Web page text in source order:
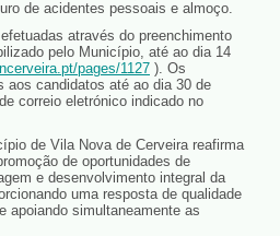
de acidentes pessoais e almoço.
através do preenchimento
pelo Município, até ao dia 14
pages/1127 ). Os
aos candidatos até ao dia 30 de
correio eletrónico indicado no
de Vila Nova de Cerveira reafirma
de oportunidades de
e desenvolvimento integral da
uma resposta de qualidade
apoiando simultaneamente as